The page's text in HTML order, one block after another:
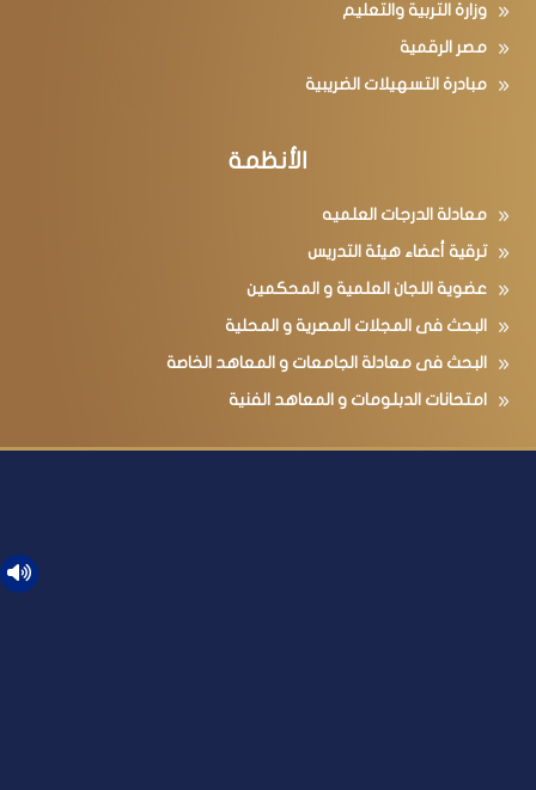
وزارة التربية والتعليم
مصر الرقمية
مبادرة التسهيلات الضريبية
الأنظمة
معادلة الدرجات العلميه
ترقية أعضاء هيئة التدريس
عضوية اللجان العلمية و المحكمين
البحث فى المجلات المصرية و المحلية
البحث فى معادلة الجامعات و المعاهد الخاصة
امتحانات الدبلومات و المعاهد الفنية